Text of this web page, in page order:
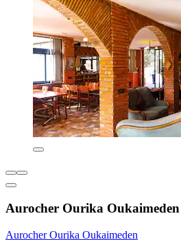
Aurocher Ourika Oukaimeden
Aurocher Ourika Oukaimeden